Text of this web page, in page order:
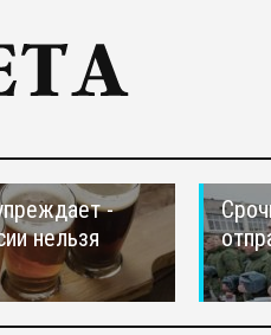
-
нельзя